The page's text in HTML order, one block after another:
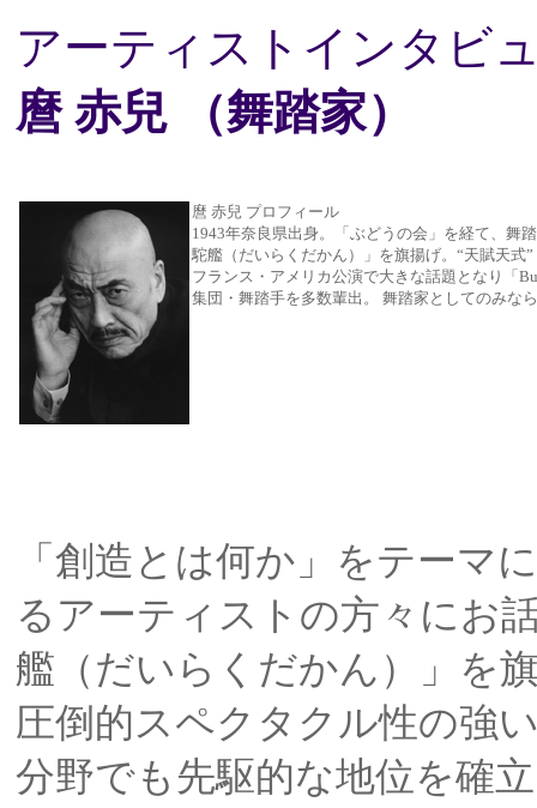
アーティストインタビ
麿 赤兒 （舞踏家）
麿 赤兒 プロフィール
1943年奈良県出身。「ぶどうの会」を経て、舞
駝艦（だいらくだかん）」を旗揚げ。“天賦天式
フランス・アメリカ公演で大きな話題となり「
集団・舞踏手を多数輩出。 舞踏家としてのみな
「創造とは何か」をテーマ
るアーティストの方々にお
艦（だいらくだかん）」を
圧倒的スペクタクル性の強
分野でも先駆的な地位を確